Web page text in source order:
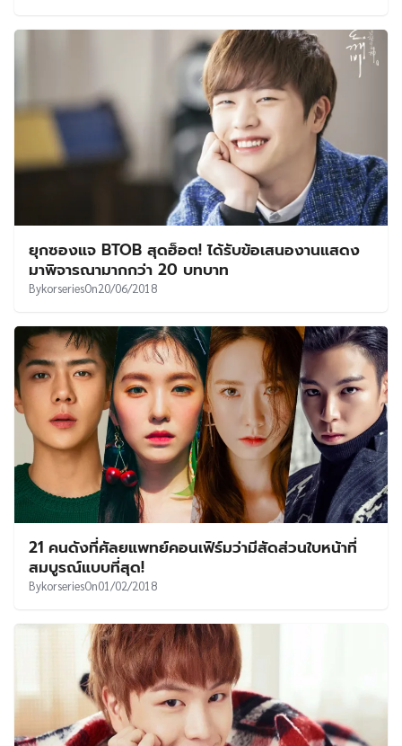
ยุกซองแจ BTOB สุดฮ็อต! ได้รับข้อเสนองานแสดง
มาพิจารณามากกว่า 20 บทบาท
BykorseriesOn20/06/2018
21 คนดังที่ศัลยแพทย์คอนเฟิร์มว่ามีสัดส่วนใบหน้าที่
สมบูรณ์แบบที่สุด!
BykorseriesOn01/02/2018